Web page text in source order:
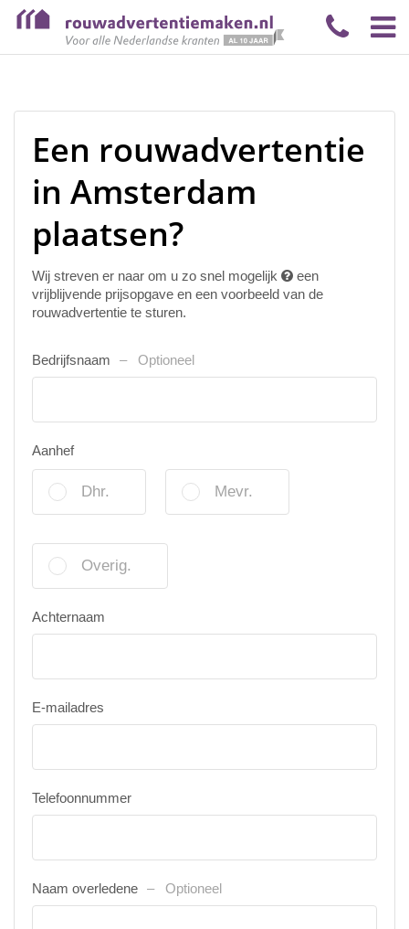
Een rouwadvertentie
in Amsterdam
plaatsen?
Wij streven er naar om u zo snel mogelijk
een
vrijblijvende prijsopgave en een voorbeeld van de
rouwadvertentie te sturen.
Bedrijfsnaam Optioneel
Aanhef
Dhr. Mevr.
Overig.
Achternaam
E-mailadres
Telefoonnummer
Naam overledene Optioneel